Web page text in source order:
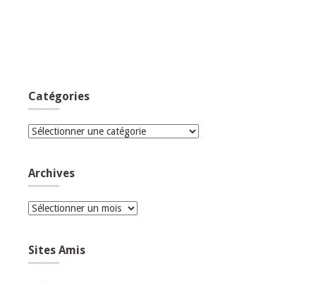
Catégories
Catégories
Archives
Archives
Sites Amis